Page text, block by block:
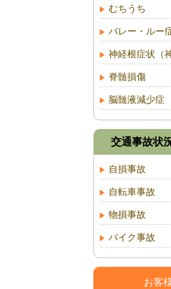
むちうち
バレー・ルー
神経根症状（
脊髄損傷
脳髄液減少症
交通事故状
自損事故
自転車事故
物損事故
バイク事故
お客